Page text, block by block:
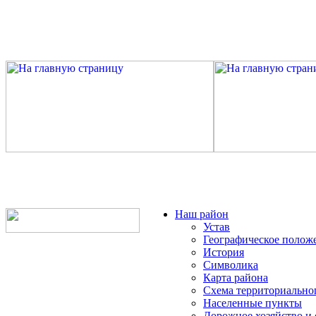
Наш район
Устав
Географическое
История
Символика
Карта района
Схема
Населенные пункты